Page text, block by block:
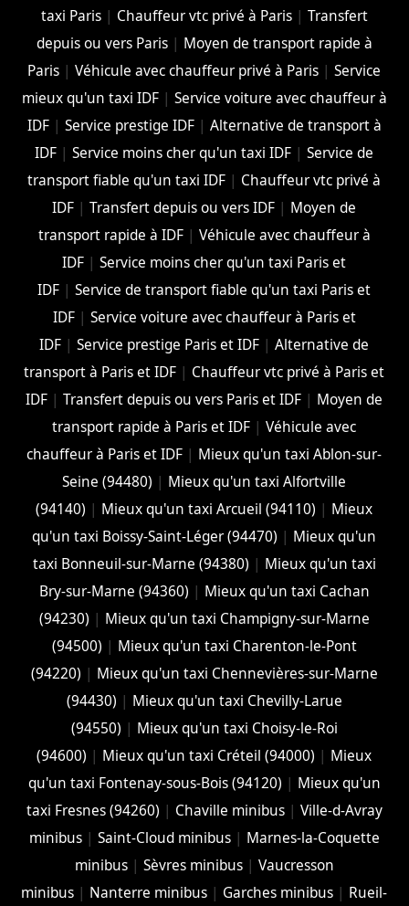
taxi Paris| Chauffeur vtc privé à Paris| Transfert
depuis ou vers Paris| Moyen de transport rapide à
Paris |Véhicule avec chauffeur privé à Paris |Service
mieux qu'un taxi IDF| Service voiture avec chauffeur à
IDF| Service prestige IDF| Alternative de transport à
IDF |Service moins cher qu'un taxi IDF |Service de
transport fiable qu'un taxi IDF | Chauffeur vtc privé à
IDF |Transfert depuis ou vers IDF | Moyen de
transport rapide à IDF| Véhicule avec chauffeur à
IDF |Service moins cher qu'un taxi Paris et
IDF |Service de transport fiable qu'un taxi Paris et
IDF| Service voiture avec chauffeur à Paris et
IDF |Service prestige Paris et IDF |Alternative de
transport à Paris et IDF | Chauffeur vtc privé à Paris et
IDF |Transfert depuis ou vers Paris et IDF | Moyen de
transport rapide à Paris et IDF |Véhicule avec
chauffeur à Paris et IDF | Mieux qu'un taxi Ablon-sur-
Seine (94480) | Mieux qu'un taxi Alfortville
(94140) | Mieux qu'un taxi Arcueil (94110) | Mieux
qu'un taxi Boissy-Saint-Léger (94470) | Mieux qu'un
taxi Bonneuil-sur-Marne (94380) | Mieux qu'un taxi
Bry-sur-Marne (94360) | Mieux qu'un taxi Cachan
(94230) | Mieux qu'un taxi Champigny-sur-Marne
(94500) | Mieux qu'un taxi Charenton-le-Pont
(94220) | Mieux qu'un taxi Chennevières-sur-Marne
(94430) | Mieux qu'un taxi Chevilly-Larue
(94550) | Mieux qu'un taxi Choisy-le-Roi
(94600) | Mieux qu'un taxi Créteil (94000) | Mieux
qu'un taxi Fontenay-sous-Bois (94120) | Mieux qu'un
taxi Fresnes (94260) | Chaville minibus| Ville-d-Avray
minibus| Saint-Cloud minibus| Marnes-la-Coquette
minibus| Sèvres minibus| Vaucresson
minibus | Nanterre minibus | Garches minibus | Rueil-